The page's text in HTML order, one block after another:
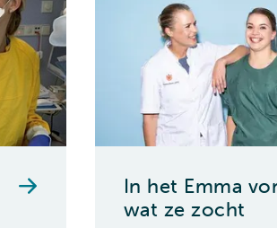
In het Emma
wat ze zocht